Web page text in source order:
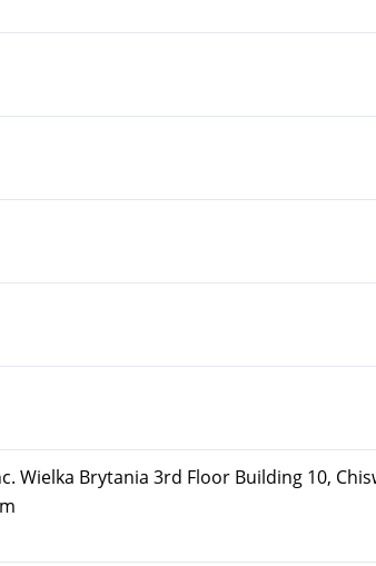
Brytania 3rd Floor Building 10,